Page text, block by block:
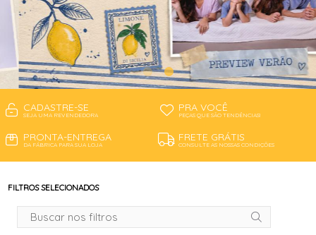
CADASTRE-SE
SEJA UMA REVENDEDORA
PRA VOCÊ
PEÇAS QUE SÃO TENDÊNCIAS!
PRONTA-ENTREGA
DA FÁBRICA PARA SUA LOJA
FRETE GRÁTIS
CONSULTE AS NOSSAS CONDIÇÕES
FILTROS SELECIONADOS